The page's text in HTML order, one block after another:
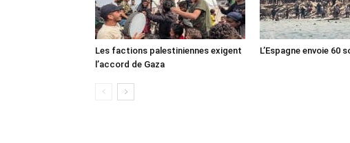
Les factions palestiniennes exigent
l’accord de Gaza
L’Espagne envoie 60